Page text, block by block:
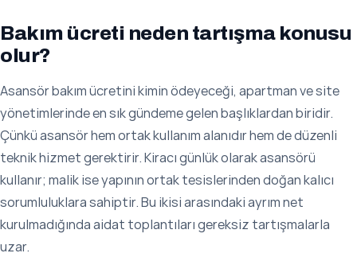
Bakım ücreti neden tartışma konusu
olur?
Asansör bakım ücretini kimin ödeyeceği, apartman ve site
yönetimlerinde en sık gündeme gelen başlıklardan biridir.
Çünkü asansör hem ortak kullanım alanıdır hem de düzenli
teknik hizmet gerektirir. Kiracı günlük olarak asansörü
kullanır; malik ise yapının ortak tesislerinden doğan kalıcı
sorumluluklara sahiptir. Bu ikisi arasındaki ayrım net
kurulmadığında aidat toplantıları gereksiz tartışmalarla
uzar.